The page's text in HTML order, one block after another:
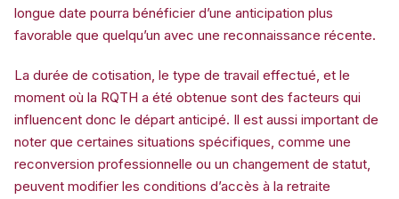
longue date pourra bénéficier d’une anticipation plus
favorable que quelqu’un avec une reconnaissance récente.
La durée de cotisation, le type de travail effectué, et le
moment où la RQTH a été obtenue sont des facteurs qui
influencent donc le départ anticipé. Il est aussi important de
noter que certaines situations spécifiques, comme une
reconversion professionnelle ou un changement de statut,
peuvent modifier les conditions d’accès à la retraite